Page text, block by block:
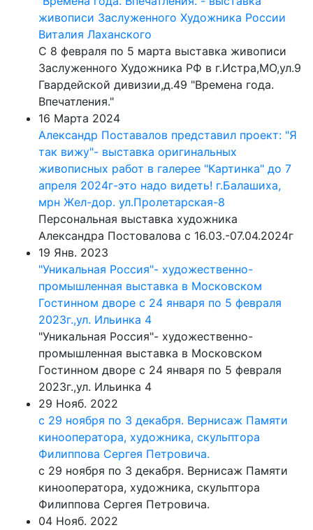
живописи Заслуженного Художника России
Виталия Лаханского
С 8 февраля по 5 марта выставка живописи
Заслуженного Художника РФ в г.Истра,МО,ул.9
Гвардейской дивизии,д.49 "Времена года.
Впечатления."
16 Марта 2024
Александр Поставалов представил проект: "Я
так вижу"- выставка оригинальных
живописных работ в галерее "Картинка" до 7
апреля 2024г-это надо видеть! г.Балашиха,
мрн Жел-дор. ул.Пролетарская-8
Персональная выставка художника
Александра Постовалова с 16.03.-07.04.2024г
19 Янв. 2023
"Уникальная Россия"- художественно-
промышленная выставка в Московском
Гостинном дворе с 24 января по 5 февраля
2023г.,ул. Ильинка 4
"Уникальная Россия"- художественно-
промышленная выставка в Московском
Гостинном дворе с 24 января по 5 февраля
2023г.,ул. Ильинка 4
29 Нояб. 2022
с 29 ноября по 3 декабря. Вернисаж Памяти
кинооператора, художника, скульптора
Филиппова Сергея Петровича.
с 29 ноября по 3 декабря. Вернисаж Памяти
кинооператора, художника, скульптора
Филиппова Сергея Петровича.
04 Нояб. 2022